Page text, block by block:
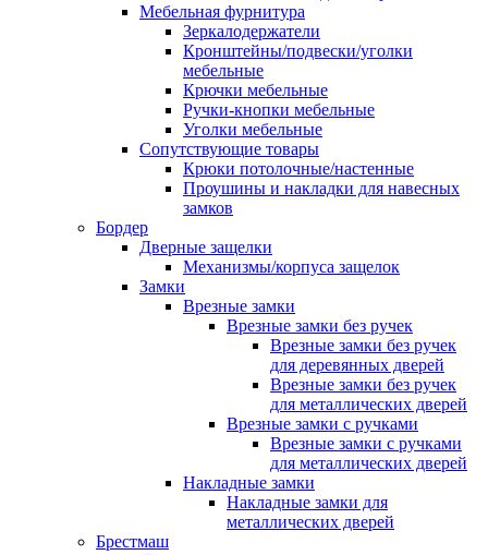
Мебельная фурнитура
Зеркалодержатели
Кронштейны/подвески/уголки
мебельные
Крючки мебельные
Ручки-кнопки мебельные
Уголки мебельные
Сопутствующие товары
Крюки потолочные/настенные
Проушины и накладки для навесных
замков
Бордер
Дверные защелки
Механизмы/корпуса защелок
Замки
Врезные замки
Врезные замки без ручек
Врезные замки без ручек
для деревянных дверей
Врезные замки без ручек
для металлических дверей
Врезные замки с ручками
Врезные замки с ручками
для металлических дверей
Накладные замки
Накладные замки для
металлических дверей
Брестмаш